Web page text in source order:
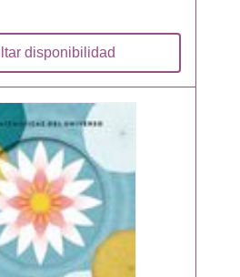
disponibilidad